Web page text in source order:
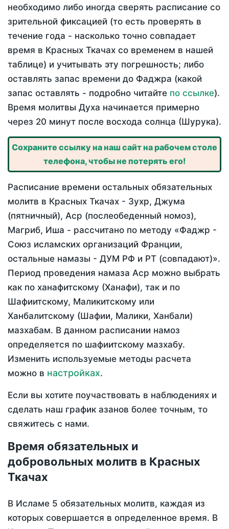
необходимо либо иногда сверять расписание со
зрительной фиксацией (то есть проверять в
течение года - насколько точно совпадает
время в Красных Ткачах со временем в нашей
таблице) и учитывать эту погрешность; либо
оставлять запас времени до Фаджра (какой
запас оставлять - подробно читайте по ссылке).
Время молитвы Духа начинается примерно
через 20 минут после восхода солнца (Шурука).
Сохраните ссылку на наш сайт на рабочем столе
телефона, чтобы не потерять его!
Расписание времени остальных обязательных
молитв в Красных Ткачах - Зухр, Джума
(пятничный), Аср (послеобеденный номоз),
Магриб, Иша - рассчитано по методу «Фаджр -
Союз исламских организаций Франции,
остальные намазы - ДУМ РФ и РТ (совпадают)».
Период проведения намаза Аср можно выбрать
как по ханафитскому (Ханафи), так и по
Шафиитскому, Маликитскому или
Ханбалитскому (Шафии, Малики, Ханбали)
мазхабам. В данном расписании намоз
определяется по шафиитскому мазхабу.
Изменить используемые методы расчета
можно в настройках.
Если вы хотите поучаствовать в наблюдениях и
сделать наш график азанов более точным, то
свяжитесь с нами.
Время обязательных и
добровольных молитв в Красных
Ткачах
В Исламе 5 обязательных молитв, каждая из
которых совершается в определенное время. В